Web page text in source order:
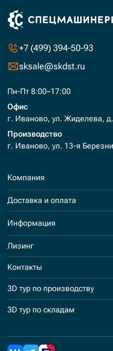
+7 (499) 394-50-93
sksale@skdst.ru
Пн-Пт 8:00–17:00
Офис
г. Иваново, ул. Жиделева,
Производство
г. Иваново, ул. 13-я
Компания
Доставка и оплата
Информация
Лизинг
Контакты
3D тур по производству
3D тур по складам